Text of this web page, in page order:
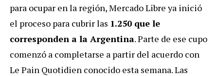
para ocupar en la región, Mercado Libre ya inició
el proceso para cubrir las 1.250 que le
corresponden a la Argentina. Parte de ese cupo
comenzó a completarse a partir del acuerdo con
Le Pain Quotidien conocido esta semana. Las